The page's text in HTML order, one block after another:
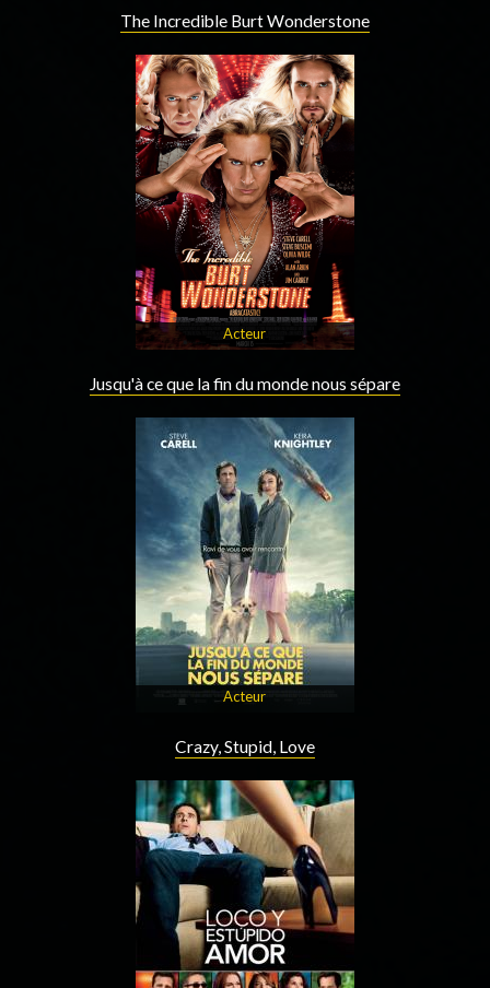
The Incredible Burt Wonderstone
Acteur
Jusqu'à ce que la fin du monde nous sépare
Acteur
Crazy, Stupid, Love